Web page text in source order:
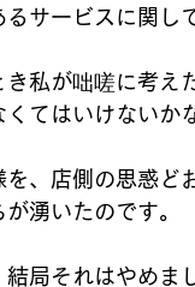
るサービスに関し
き私が咄嗟に考
くてはいけないか
を、店側の思惑ど
湧いたのです。
結局それはやめま